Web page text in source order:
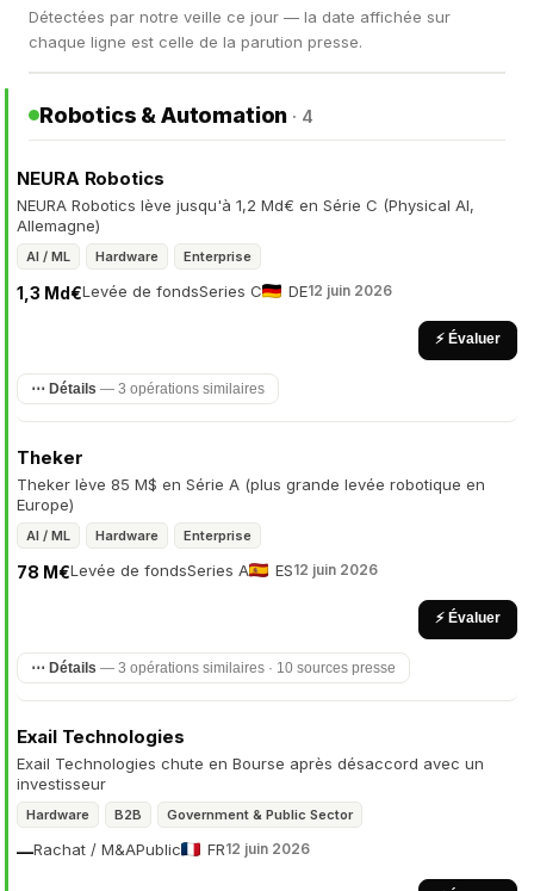
Détectées par notre veille ce jour — la date affichée sur
chaque ligne est celle de la parution presse.
Robotics & Automation · 4
NEURA Robotics
NEURA Robotics lève jusqu'à 1,2 Md€ en Série C (Physical AI,
Allemagne)
AI / ML Hardware Enterprise
Levée de fonds
1,3 Md€ Series C DE12 juin 2026
⚡ Évaluer
⋯ Détails — 3 opérations similaires
Theker
Theker lève 85 M$ en Série A (plus grande levée robotique en
Europe)
AI / ML Hardware Enterprise
Levée de fonds
78 M€ Series A ES12 juin 2026
⚡ Évaluer
⋯ Détails — 3 opérations similaires · 10 sources presse
Exail Technologies
Exail Technologies chute en Bourse après désaccord avec un
investisseur
Hardware B2B Government & Public Sector
Rachat / M&A
— Public FR12 juin 2026